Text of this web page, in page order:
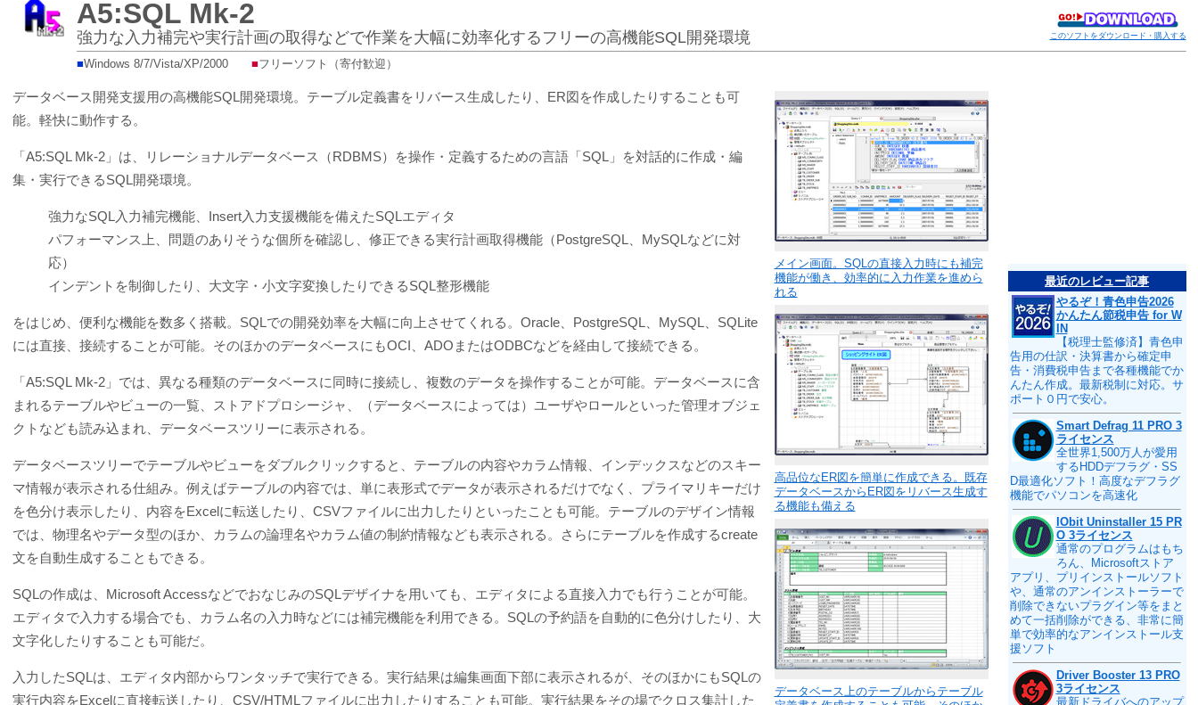
このソフトをダウンロード・購入する
A5:SQL Mk-2
強力な入力補完や実行計画の取得などで作業を大幅に効率化するフリーの高機能SQL開発環境
■Windows 8/7/Vista/XP/2000 ■フリーソフト（寄付歓迎）
メイン画面。SQLの直接入力時にも補完
機能が働き、効率的に入力作業を進めら
れる
高品位なER図を簡単に作成できる。既存
データベースからER図をリバース生成す
る機能も備える
データベース上のテーブルからテーブル
データベース開発支援用の高機能SQL開発環境。テーブル定義書をリバース生成したり、ER図を作成したりすることも可
能。軽快に動作する。
「A5:SQL Mk-2」は、リレーショナルデータベース（RDBMS）を操作・定義するための言語「SQL」を対話的に作成・編
集・実行できるSQL開発環境。
強力なSQL入力補完機能、Insert入力支援機能を備えたSQLエディタ
パフォーマンス上、問題のありそうな個所を確認し、修正できる実行計画取得機能（PostgreSQL、MySQLなどに対
応）
インデントを制御したり、大文字・小文字変換したりできるSQL整形機能
をはじめ、便利な機能を数多く搭載。SQLでの開発効率を大幅に向上させてくれる。Oracle、PostgreSQL、MySQL、SQLite
には直接、接続することが可能。そのほかのデータベースにもOCI、ADOまたはODBCなどを経由して接続できる。
「A5:SQL Mk-2」では、異なる種類のデータベースに同時に接続し、複数のデータを操作することが可能。データベースに含
まれるテーブルやビューの一覧、ストアドプロシージャ、（データベースによっては）ユーザやロールといった管理オブジェ
クトなども読み込まれ、データベースツリーに表示される。
データベースツリーでテーブルやビューをダブルクリックすると、テーブルの内容やカラム情報、インデックスなどのスキー
マ情報が表示される仕組み。例えばテーブルの内容では、単に表形式でデータが表示されるだけでなく、プライマリキーだけ
を色分け表示したり、内容をExcelに転送したり、CSVファイルに出力したりといったことも可能。テーブルのデザイン情報
では、物理名やデータ型のほか、カラムの論理名やカラム値の制約情報なども表示される。さらにテーブルを作成するcreate
文を自動生成することもできる。
SQLの作成は、Microsoft AccessなどでおなじみのSQLデザイナを用いても、エディタによる直接入力でも行うことが可能。
エディタで入力する場合でも、カラム名の入力時などには補完機能を利用できる。SQLの予約語を自動的に色分けしたり、大
文字化したりすることも可能だ。
入力したSQLは、エディタ内部からワンタッチで実行できる。実行結果は編集画面下部に表示されるが、そのほかにもSQLの
実行内容をExcelに直接転送したり、CSV/HTMLファイルに出力したりすることも可能。実行結果をその場でクロス集計した
最近のレビュー記事
やるぞ！青色申告2026
かんたん節税申告 for W
IN
【税理士監修済】青色申
告用の仕訳・決算書から確定申
告・消費税申告まで各種機能でか
んたん作成。最新税制に対応。サ
ポート０円で安心。
Smart Defrag 11 PRO 3
ライセンス
全世界1,500万人が愛用
するHDDデフラグ・SS
D最適化ソフト！高度なデフラグ
機能でパソコンを高速化
IObit Uninstaller 15 PR
O 3ライセンス
通常のプログラムはもち
ろん、Microsoftストア
アプリ、プリインストールソフト
や、通常のアンインストーラーで
削除できないプラグイン等をまと
めて一括削除ができる、非常に簡
単で効率的なアンインストール支
援ソフト
Driver Booster 13 PRO
3ライセンス
最新ドライバへのアップ